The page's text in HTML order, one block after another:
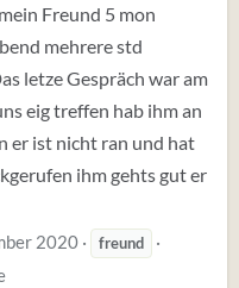
Freund 5 mon
mehrere std
letze Gespräch war am
eig treffen hab ihm an
er ist nicht ran und hat
ihm gehts gut er
2020 freund